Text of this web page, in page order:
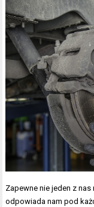
Zapewne nie jeden z
odpowiada nam pod